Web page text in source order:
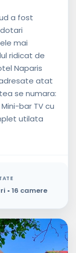
a fost
mai
ridicat de
Naparis
atat
se numara:
bar TV cu
utilata
• 16 camere